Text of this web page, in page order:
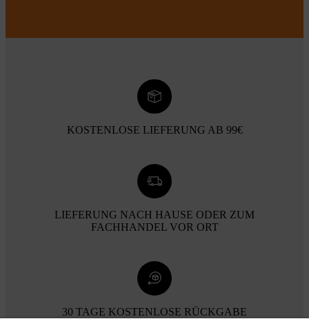
KOSTENLOSE LIEFERUNG AB 99€
LIEFERUNG NACH HAUSE ODER ZUM
FACHHANDEL VOR ORT
30 TAGE KOSTENLOSE RÜCKGABE